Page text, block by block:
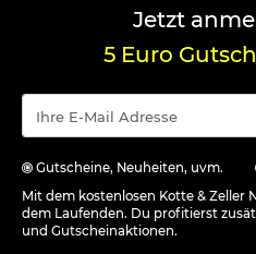
Jetzt
5 Euro
Gutscheine, Neuheiten, uvm.
Mit dem kostenlosen Kotte &
dem Laufenden. Du profitierst
und Gutscheinaktionen.